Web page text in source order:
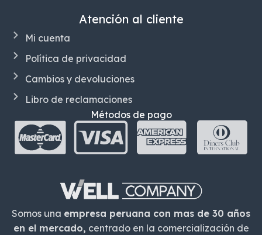
Atención al cliente
Mi cuenta
Política de privacidad
Cambios y devoluciones
Libro de reclamaciones
Métodos de pago
Somos una empresa peruana con mas de 30 años
en el mercado, centrado en la comercialización de